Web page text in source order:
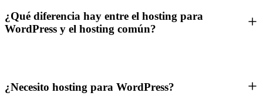
¿Qué diferencia hay entre el hosting para
WordPress y el hosting común?
¿Necesito hosting para WordPress?